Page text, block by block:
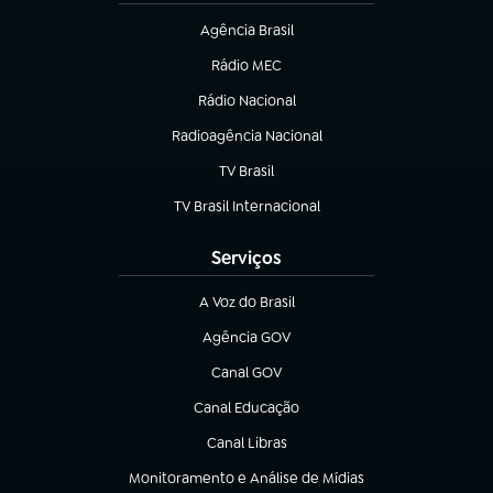
Agência Brasil
(abre em nova aba)
Rádio MEC
(abre em nova aba)
Rádio Nacional
Radioagência Nacional
(abre em nova aba)
TV Brasil
(abre em nova aba)
TV Brasil Internacional
(abre em nova aba)
Serviços
A Voz do Brasil
(abre em nova aba)
Agência GOV
(abre em nova aba)
Canal GOV
(abre em nova aba)
Canal Educação
(abre em nova aba)
Canal Libras
(abre em nova aba)
Monitoramento e Análise de Mídias
(abre em nova aba)